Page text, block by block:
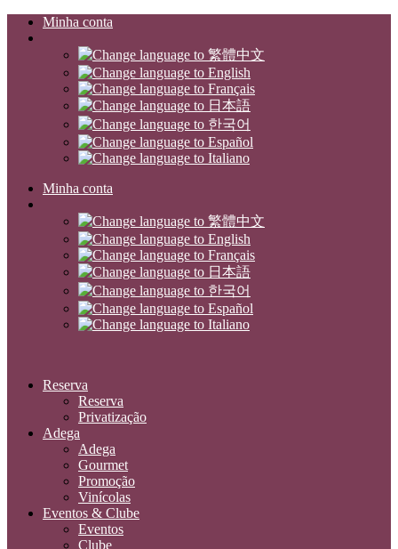
Minha conta
Minha conta
Reserva
Reserva
Privatização
Adega
Adega
Gourmet
Promoção
Vinícolas
Eventos & Clube
Eventos
Clube